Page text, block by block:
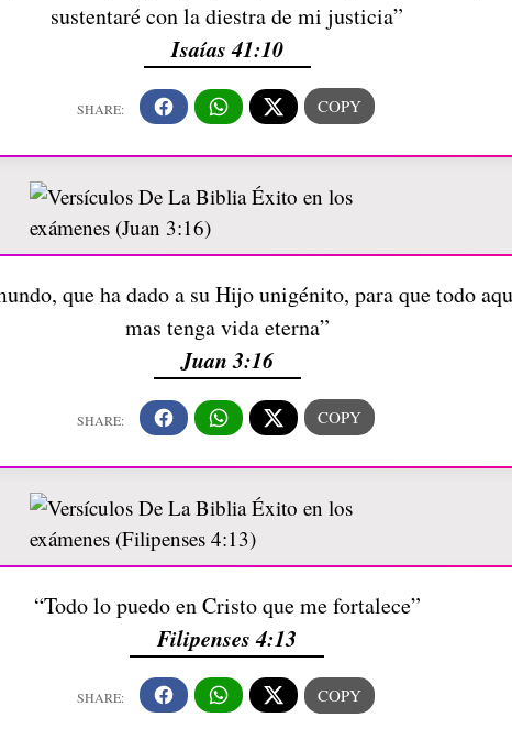
sustentaré con la diestra de mi justicia”
Isaías 41:10
que ha dado a su Hijo unigénito, para que todo
mas tenga vida eterna”
Juan 3:16
“Todo lo puedo en Cristo que me fortalece”
Filipenses 4:13